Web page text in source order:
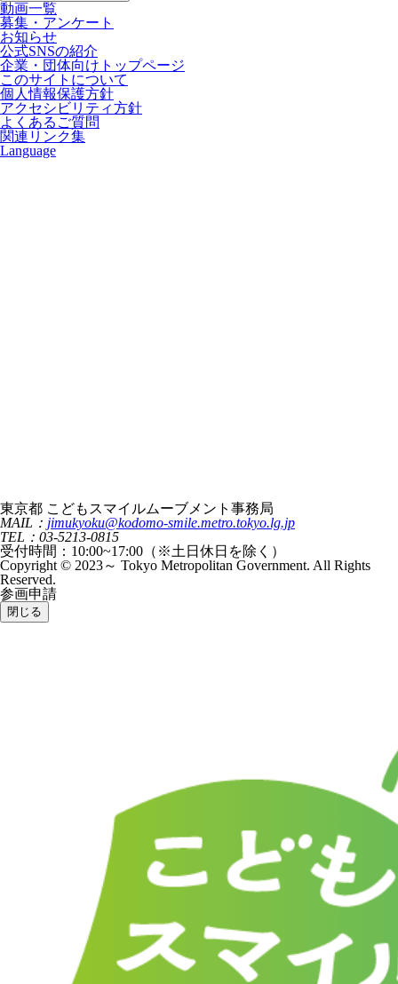
動画一覧
募集・アンケート
お知らせ
公式SNSの紹介
企業・団体向けトップページ
このサイトについて
個人情報保護方針
アクセシビリティ方針
よくあるご質問
関連リンク集
Language
東京都 こどもスマイルムーブメント事務局
MAIL： jimukyoku@kodomo-smile.metro.tokyo.lg.jp
TEL：03-5213-0815
受付時間：10:00~17:00（※土日休日を除く）
Copyright © 2023～ Tokyo Metropolitan Government. All Rights
Reserved.
参画申請
閉じる